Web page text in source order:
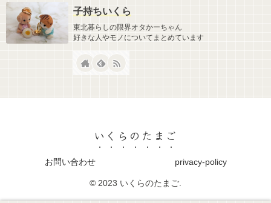
子持ちいくら
東北暮らしの限界オタかーちゃん
好きな人やモノについてまとめています
いくらのたまご
お問い合わせ privacy-policy
© 2023 いくらのたまご.